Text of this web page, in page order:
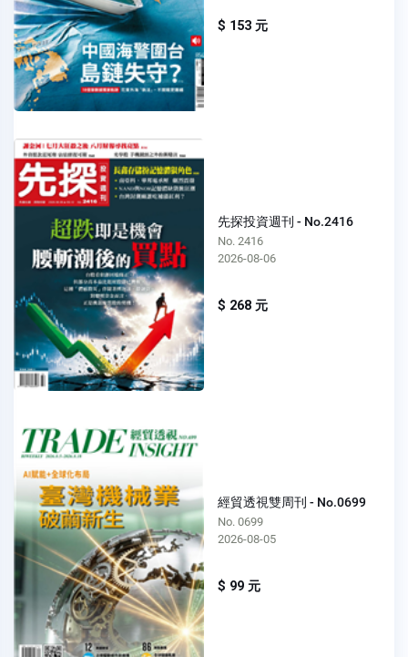
$ 153 元
先探投資週刊 - No.2416
No. 2416
2026-08-06
$ 268 元
經貿透視雙周刊 - No.0699
No. 0699
2026-08-05
$ 99 元